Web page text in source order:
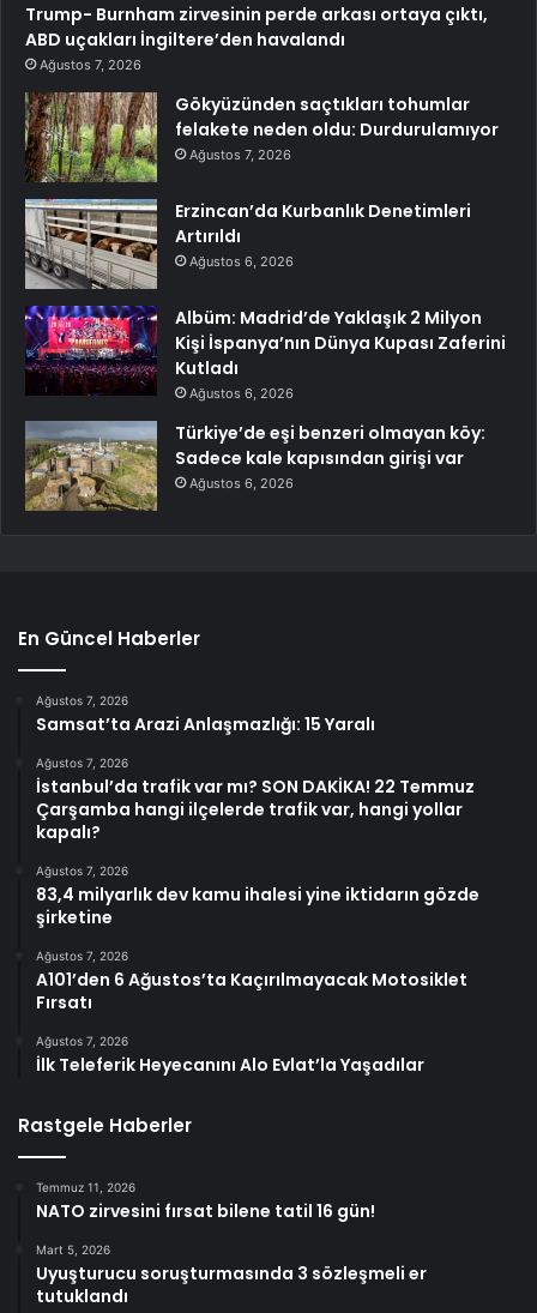
Trump- Burnham zirvesinin perde arkası ortaya çıktı,
ABD uçakları İngiltere’den havalandı
Ağustos 7, 2026
Gökyüzünden saçtıkları tohumlar
felakete neden oldu: Durdurulamıyor
Ağustos 7, 2026
Erzincan’da Kurbanlık Denetimleri
Artırıldı
Ağustos 6, 2026
Albüm: Madrid’de Yaklaşık 2 Milyon
Kişi İspanya’nın Dünya Kupası Zaferini
Kutladı
Ağustos 6, 2026
Türkiye’de eşi benzeri olmayan köy:
Sadece kale kapısından girişi var
Ağustos 6, 2026
En Güncel Haberler
Ağustos 7, 2026
Samsat’ta Arazi Anlaşmazlığı: 15 Yaralı
Ağustos 7, 2026
İstanbul’da trafik var mı? SON DAKİKA! 22 Temmuz
Çarşamba hangi ilçelerde trafik var, hangi yollar
kapalı?
Ağustos 7, 2026
83,4 milyarlık dev kamu ihalesi yine iktidarın gözde
şirketine
Ağustos 7, 2026
A101’den 6 Ağustos’ta Kaçırılmayacak Motosiklet
Fırsatı
Ağustos 7, 2026
İlk Teleferik Heyecanını Alo Evlat’la Yaşadılar
Rastgele Haberler
Temmuz 11, 2026
NATO zirvesini fırsat bilene tatil 16 gün!
Mart 5, 2026
Uyuşturucu soruşturmasında 3 sözleşmeli er
tutuklandı